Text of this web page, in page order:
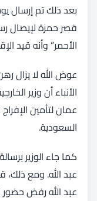
بعد ذلك تم إرسال
قصر حمزة لإيصال
الأحمر” وأنه قيد
عوض الله لا يزال
الأنباء أن وزير
عمان لتأمين
السعودية.
كما جاء الوزير
عبد الله رفض حضور